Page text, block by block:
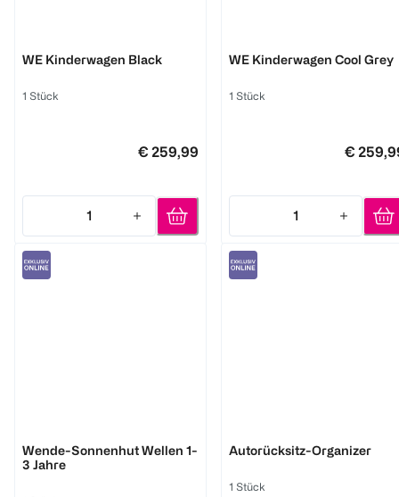
WE Kinderwagen Black
1 Stück
€ 259,99
1
Quantity: 1
WE Kinderwagen Cool Grey
1 Stück
€
1
Quantity: 1
Wende-Sonnenhut Wellen 1-
3 Jahre
Autorücksitz-Organizer
1 Stück